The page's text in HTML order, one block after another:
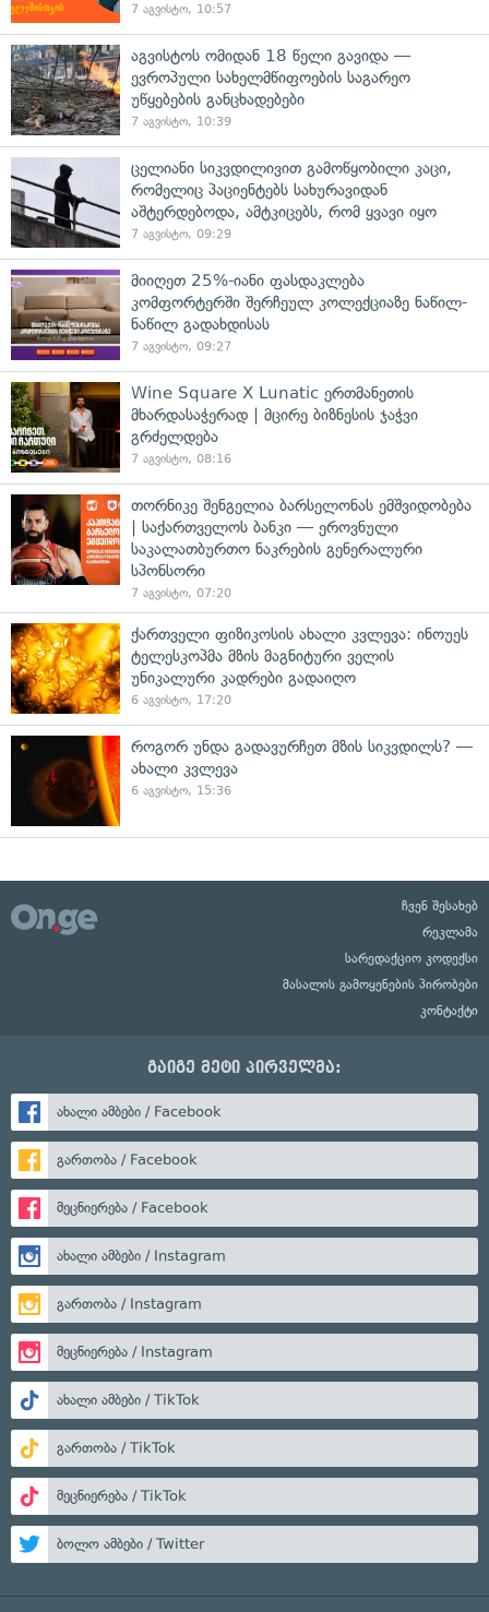
7 აგვისტო, 10:57
აგვისტოს ომიდან 18 წელი გავიდა —
ევროპული სახელმწიფოების საგარეო
უწყებების განცხადებები
7 აგვისტო, 10:39
ცელიანი სიკვდილივით გამოწყობილი კაცი,
რომელიც პაციენტებს სახურავიდან
აშტერდებოდა, ამტკიცებს, რომ ყვავი იყო
7 აგვისტო, 09:29
მიიღეთ 25%-იანი ფასდაკლება
კომფორტერში შერჩეულ კოლექციაზე ნაწილ-
ნაწილ გადახდისას
7 აგვისტო, 09:27
Wine Square X Lunatic ერთმანეთის
მხარდასაჭერად | მცირე ბიზნესის ჯაჭვი
გრძელდება
7 აგვისტო, 08:16
თორნიკე შენგელია ბარსელონას ემშვიდობება
| საქართველოს ბანკი — ეროვნული
საკალათბურთო ნაკრების გენერალური
სპონსორი
7 აგვისტო, 07:20
ქართველი ფიზიკოსის ახალი კვლევა: ინოუეს
ტელესკოპმა მზის მაგნიტური ველის
უნიკალური კადრები გადაიღო
6 აგვისტო, 17:20
როგორ უნდა გადავურჩეთ მზის სიკვდილს? —
ახალი კვლევა
6 აგვისტო, 15:36
ჩვენ შესახებ
რეკლამა
სარედაქციო კოდექსი
მასალის გამოყენების პირობები
კონტაქტი
გაიგე მეტი პირველმა:
ახალი ამბები / Facebook
გართობა / Facebook
მეცნიერება / Facebook
ახალი ამბები / Instagram
გართობა / Instagram
მეცნიერება / Instagram
ახალი ამბები / TikTok
გართობა / TikTok
მეცნიერება / TikTok
ბოლო ამბები / Twitter